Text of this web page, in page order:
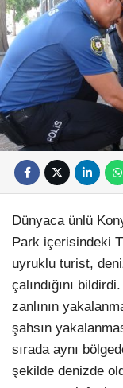
Dünyaca ünlü
Park içerisindeki
uyruklu turist,
çalındığını
zanlının
şahsın
sırada aynı
şekilde denizde